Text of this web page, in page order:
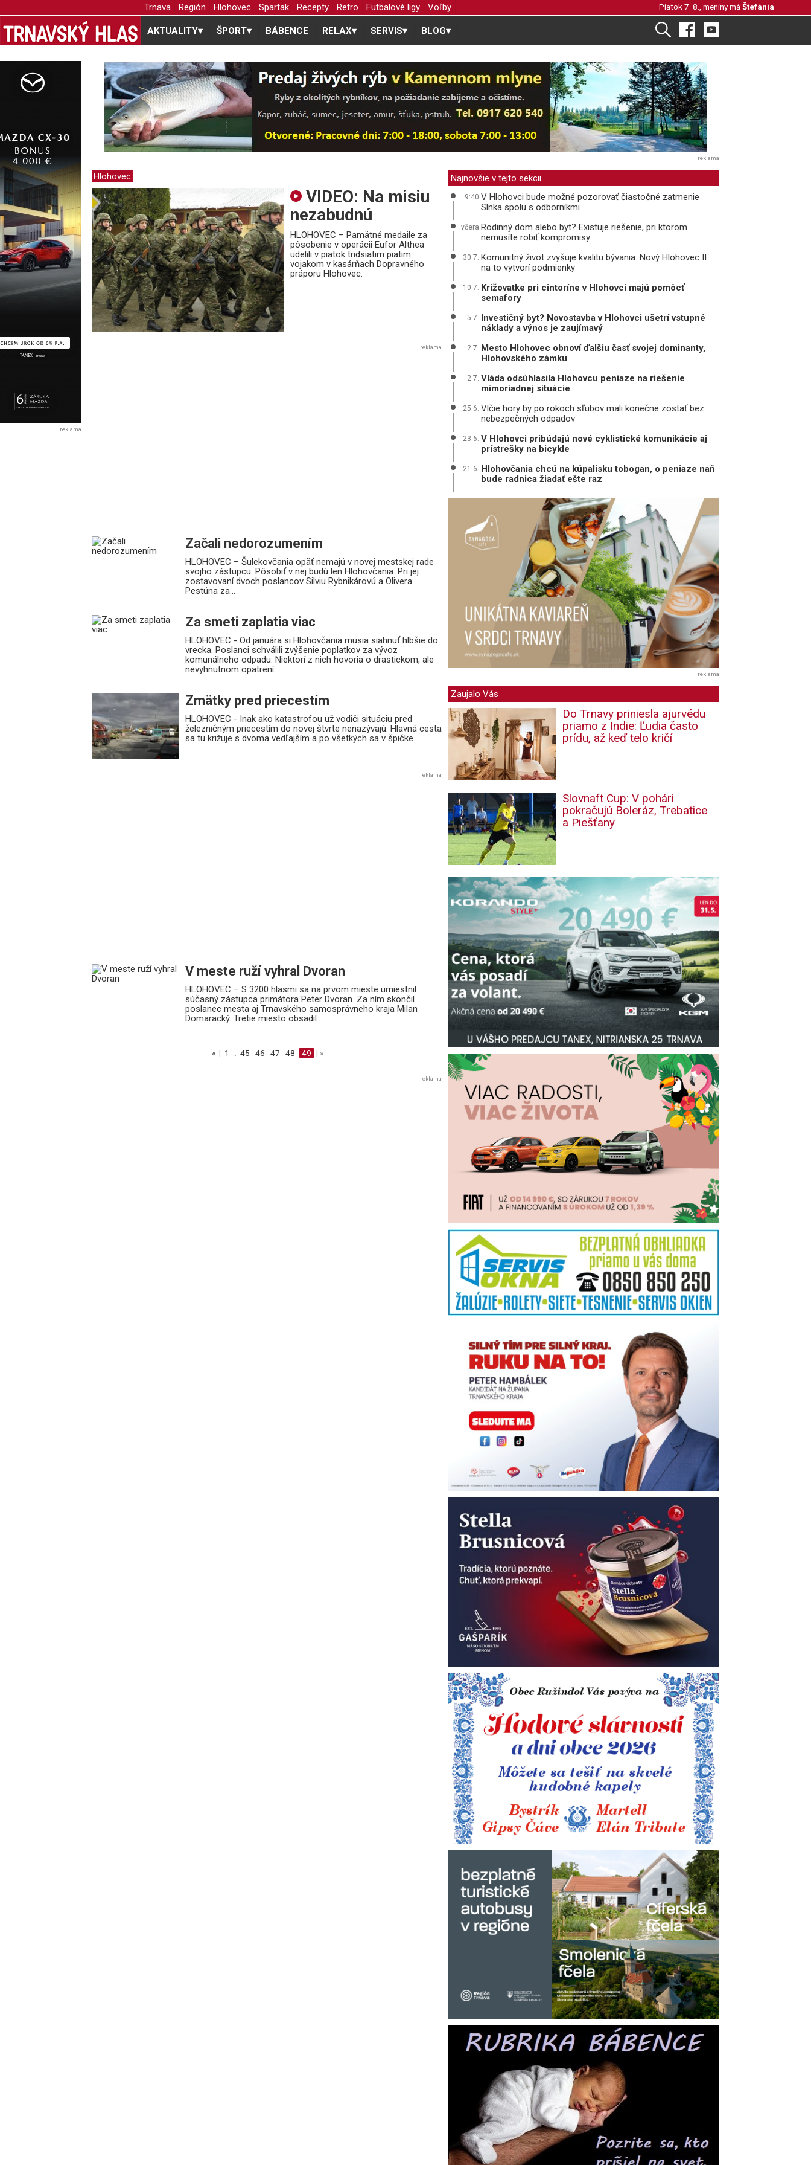
Trnava Región Hlohovec Spartak Recepty Retro Futbalové ligy Voľby Piatok 7. 8., meniny má Štefánia
AKTUALITY▾ ŠPORT▾ BÁBENCE RELAX▾ SERVIS▾ BLOG▾
reklama
Hlohovec
VIDEO: Na misiu
nezabudnú
HLOHOVEC – Pamätné medaile za
pôsobenie v operácii Eufor Althea
udelili v piatok tridsiatim piatim
vojakom v kasárňach Dopravného
práporu Hlohovec.
reklama
Začali nedorozumením
HLOHOVEC – Šulekovčania opäť nemajú v novej mestskej rade
svojho zástupcu. Pôsobiť v nej budú len Hlohovčania. Pri jej
zostavovaní dvoch poslancov Silviu Rybnikárovú a Olivera
Pestúna za...
Za smeti zaplatia viac
HLOHOVEC - Od januára si Hlohovčania musia siahnuť hlbšie do
vrecka. Poslanci schválili zvýšenie poplatkov za vývoz
komunálneho odpadu. Niektorí z nich hovoria o drastickom, ale
nevyhnutnom opatrení.
Zmätky pred priecestím
HLOHOVEC - Inak ako katastrofou už vodiči situáciu pred
železničným priecestím do novej štvrte nenazývajú. Hlavná cesta
sa tu križuje s dvoma vedľajším a po všetkých sa v špičke...
reklama
V meste ruží vyhral Dvoran
HLOHOVEC – S 3200 hlasmi sa na prvom mieste umiestnil
súčasný zástupca primátora Peter Dvoran. Za ním skončil
poslanec mesta aj Trnavského samosprávneho kraja Milan
Domaracký. Tretie miesto obsadil...
« | 1 .. 45 46 47 48 49 | »
reklama
Najnovšie v tejto sekcii
9:40 V Hlohovci bude možné pozorovať čiastočné zatmenie
Slnka spolu s odborníkmi
včera Rodinný dom alebo byt? Existuje riešenie, pri ktorom
nemusíte robiť kompromisy
30.7. Komunitný život zvyšuje kvalitu bývania: Nový Hlohovec II.
na to vytvorí podmienky
10.7. Križovatke pri cintoríne v Hlohovci majú pomôcť
semafory
5.7. Investičný byt? Novostavba v Hlohovci ušetrí vstupné
náklady a výnos je zaujímavý
2.7. Mesto Hlohovec obnoví ďalšiu časť svojej dominanty,
Hlohovského zámku
2.7. Vláda odsúhlasila Hlohovcu peniaze na riešenie
mimoriadnej situácie
25.6. Vlčie hory by po rokoch sľubov mali konečne zostať bez
nebezpečných odpadov
23.6. V Hlohovci pribúdajú nové cyklistické komunikácie aj
prístrešky na bicykle
21.6. Hlohovčania chcú na kúpalisku tobogan, o peniaze naň
bude radnica žiadať ešte raz
reklama
Zaujalo Vás
Do Trnavy priniesla ajurvédu
priamo z Indie: Ľudia často
prídu, až keď telo kričí
Slovnaft Cup: V pohári
pokračujú Boleráz, Trebatice
a Piešťany
reklama